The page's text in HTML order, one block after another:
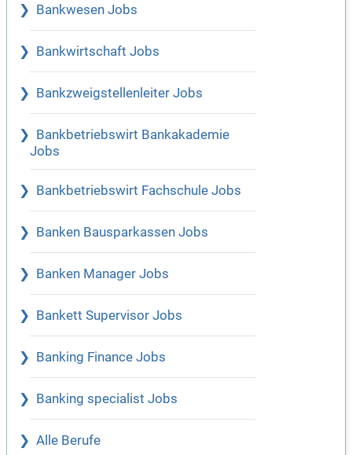
Bankwesen Jobs
Bankwirtschaft Jobs
Bankzweigstellenleiter Jobs
Bankbetriebswirt Bankakademie
Jobs
Bankbetriebswirt Fachschule Jobs
Banken Bausparkassen Jobs
Banken Manager Jobs
Bankett Supervisor Jobs
Banking Finance Jobs
Banking specialist Jobs
Alle Berufe